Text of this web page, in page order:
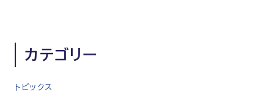
ー
ョ
カテゴリー
トピックス